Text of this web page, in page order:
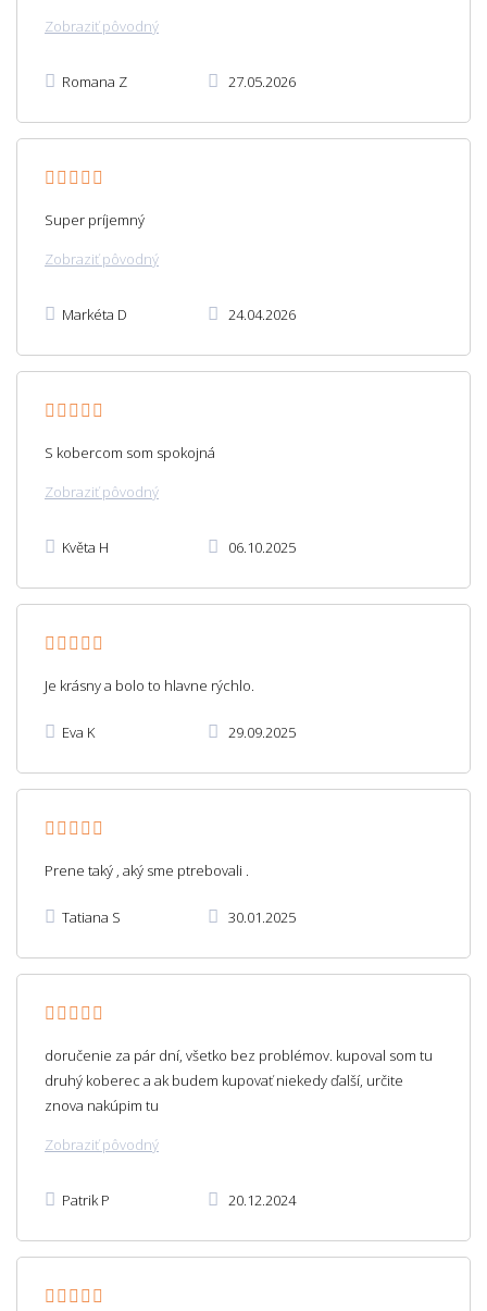
Zobraziť pôvodný
Romana Z 27.05.2026
Super príjemný
Zobraziť pôvodný
Markéta D 24.04.2026
S kobercom som spokojná
Zobraziť pôvodný
Květa H 06.10.2025
Je krásny a bolo to hlavne rýchlo.
Eva K 29.09.2025
Prene taký , aký sme ptrebovali .
Tatiana S 30.01.2025
doručenie za pár dní, všetko bez problémov. kupoval som tu
druhý koberec a ak budem kupovať niekedy ďalší, určite
znova nakúpim tu
Zobraziť pôvodný
Patrik P 20.12.2024